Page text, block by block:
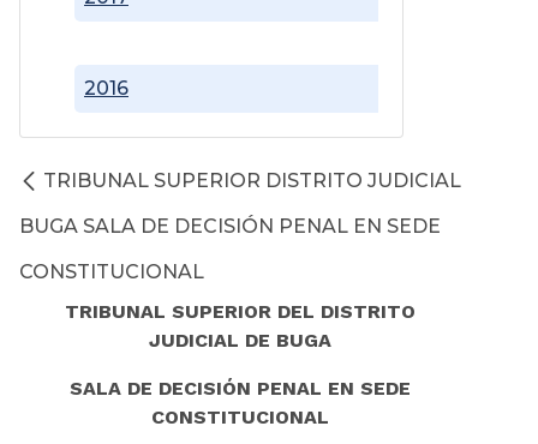
2016
TRIBUNAL SUPERIOR DISTRITO JUDICIAL
BUGA SALA DE DECISIÓN PENAL EN SEDE
CONSTITUCIONAL
TRIBUNAL SUPERIOR DEL DISTRITO
JUDICIAL DE BUGA
SALA DE DECISIÓN PENAL EN SEDE
CONSTITUCIONAL